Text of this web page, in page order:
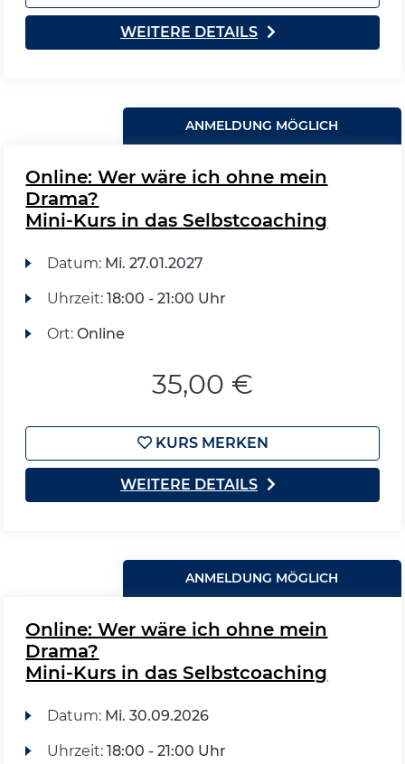
WEITERE DETAILS
ANMELDUNG MÖGLICH
Online: Wer wäre ich ohne mein
Drama?
Mini-Kurs in das Selbstcoaching
Datum: Mi. 27.01.2027
Uhrzeit: 18:00 - 21:00 Uhr
Ort: Online
35,00 €
KURS MERKEN
WEITERE DETAILS
ANMELDUNG MÖGLICH
Online: Wer wäre ich ohne mein
Drama?
Mini-Kurs in das Selbstcoaching
Datum: Mi. 30.09.2026
Uhrzeit: 18:00 - 21:00 Uhr